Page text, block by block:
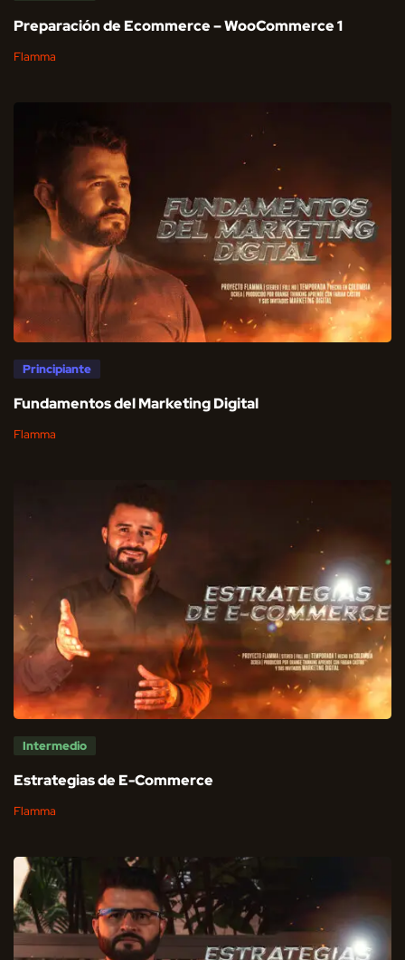
Preparación de Ecommerce – WooCommerce 1
Flamma
Principiante
Fundamentos del Marketing Digital
Flamma
Intermedio
Estrategias de E-Commerce
Flamma